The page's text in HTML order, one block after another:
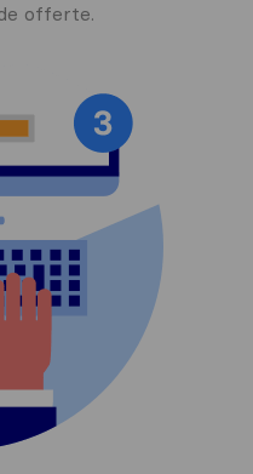
offerte.